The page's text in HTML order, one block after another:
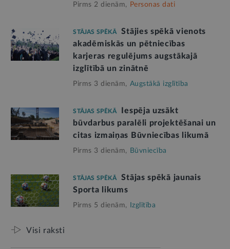
Pirms 2 dienām, Personas dati
STĀJAS SPĒKĀ
Stājies spēkā vienots
akadēmiskās un pētniecības
karjeras regulējums augstākajā
izglītībā un zinātnē
Pirms 3 dienām, Augstākā izglītība
STĀJAS SPĒKĀ
Iespēja uzsākt
būvdarbus paralēli projektēšanai un
citas izmaiņas Būvniecības likumā
Pirms 3 dienām, Būvniecība
STĀJAS SPĒKĀ
Stājas spēkā jaunais
Sporta likums
Pirms 5 dienām, Izglītība
Visi raksti